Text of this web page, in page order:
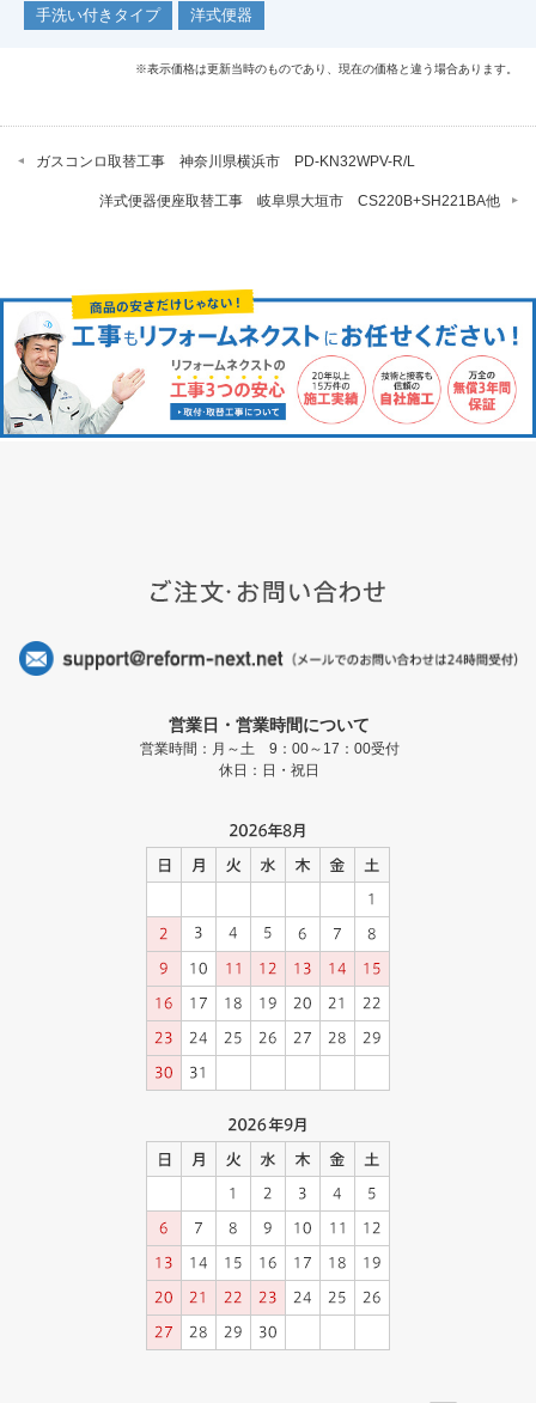
手洗い付きタイプ
洋式便器
※表示価格は更新当時のものであり、現在の価格と違う場合あります。
ガスコンロ取替工事 神奈川県横浜市 PD-KN32WPV-R/L
洋式便器便座取替工事 岐阜県大垣市 CS220B+SH221BA他
営業日・営業時間について
営業時間：月～土 9：00～17：00受付
休日：日・祝日